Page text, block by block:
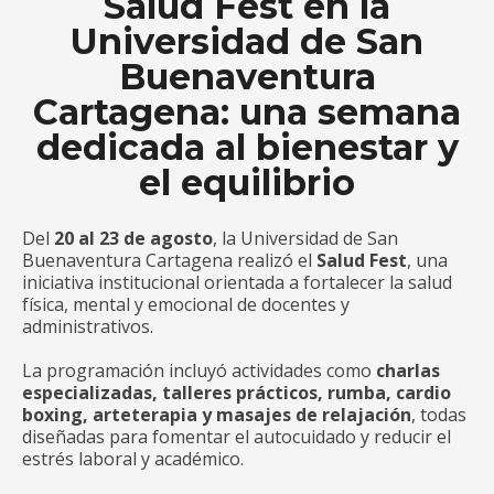
Universidad de San
Buenaventura
Cartagena: una semana
dedicada al bienestar y
el equilibrio
Del 20 al 23 de agosto, la Universidad de San
Buenaventura Cartagena realizó el Salud Fest, una
iniciativa institucional orientada a fortalecer la salud
física, mental y emocional de docentes y
administrativos.
La programación incluyó actividades como charlas
especializadas, talleres prácticos, rumba, cardio
boxing, arteterapia y masajes de relajación, todas
diseñadas para fomentar el autocuidado y reducir el
estrés laboral y académico.